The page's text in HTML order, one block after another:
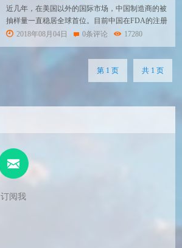
近几年，在美国以外的国际市场，中国制造商的被
抽样量一直稳居全球首位。目前中国在FDA的注册
制造商约为4500家左右，每年抽查的概率在2-3%。
通常FDA工厂审查会由1名审查官进行为期4天的现
场审查。制造商无需支付任何审查费用。 FDA验
厂咨询步骤： 首先做好提前准备检查接待，建立
一个检查应对管理小组，内部审计项目，...
2018年08月04日 0条评论 17280
第 1 页 共 1 页
订阅我